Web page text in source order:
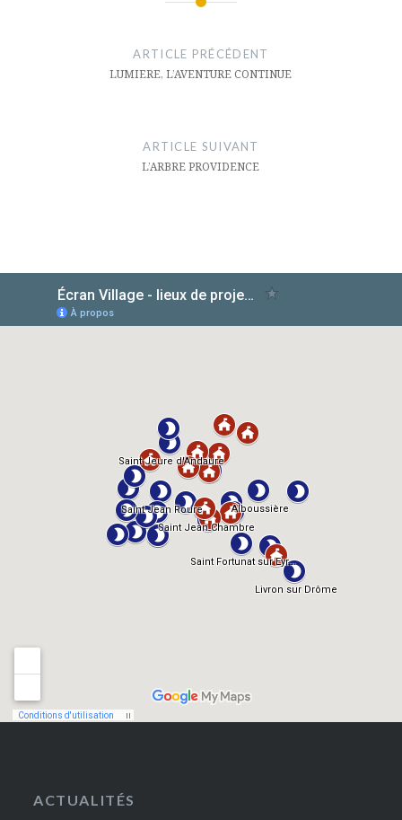
ARTICLE PRÉCÉDENT
LUMIERE, L’AVENTURE CONTINUE
ARTICLE SUIVANT
L’ARBRE PROVIDENCE
ACTUALITÉS